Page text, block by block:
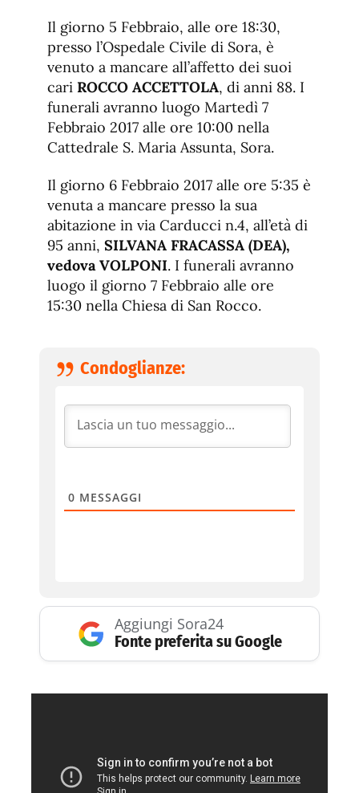
Il giorno 5 Febbraio, alle ore 18:30,
presso l’Ospedale Civile di Sora, è
venuto a mancare all’affetto dei suoi
cari ROCCO ACCETTOLA, di anni 88. I
funerali avranno luogo Martedì 7
Febbraio 2017 alle ore 10:00 nella
Cattedrale S. Maria Assunta, Sora.
Il giorno 6 Febbraio 2017 alle ore 5:35 è
venuta a mancare presso la sua
abitazione in via Carducci n.4, all’età di
95 anni, SILVANA FRACASSA (DEA),
vedova VOLPONI. I funerali avranno
luogo il giorno 7 Febbraio alle ore
15:30 nella Chiesa di San Rocco.
Condoglianze:
0 MESSAGGI
Aggiungi Sora24
Fonte preferita su Google